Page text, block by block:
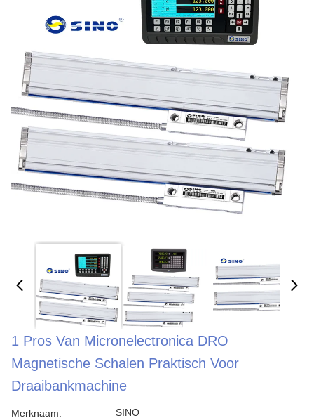
1 Pros Van Micronelectronica DRO
Magnetische Schalen Praktisch Voor
Draaibankmachine
Merknaam: SINO